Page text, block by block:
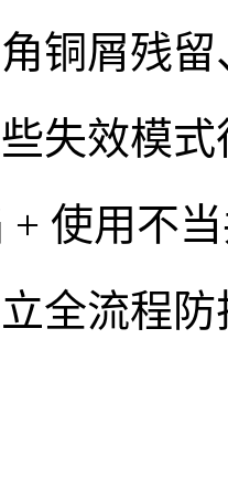
铜屑残
失效模
+ 使用不
全流程